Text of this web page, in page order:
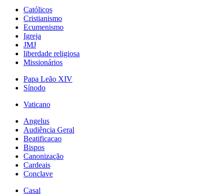
Católicos
Cristianismo
Ecumenismo
Igreja
JMJ
liberdade religiosa
Missionários
Papa Leão XIV
Sínodo
Vaticano
Angelus
Audiência Geral
Beatificacao
Bispos
Canonização
Cardeais
Conclave
Casal